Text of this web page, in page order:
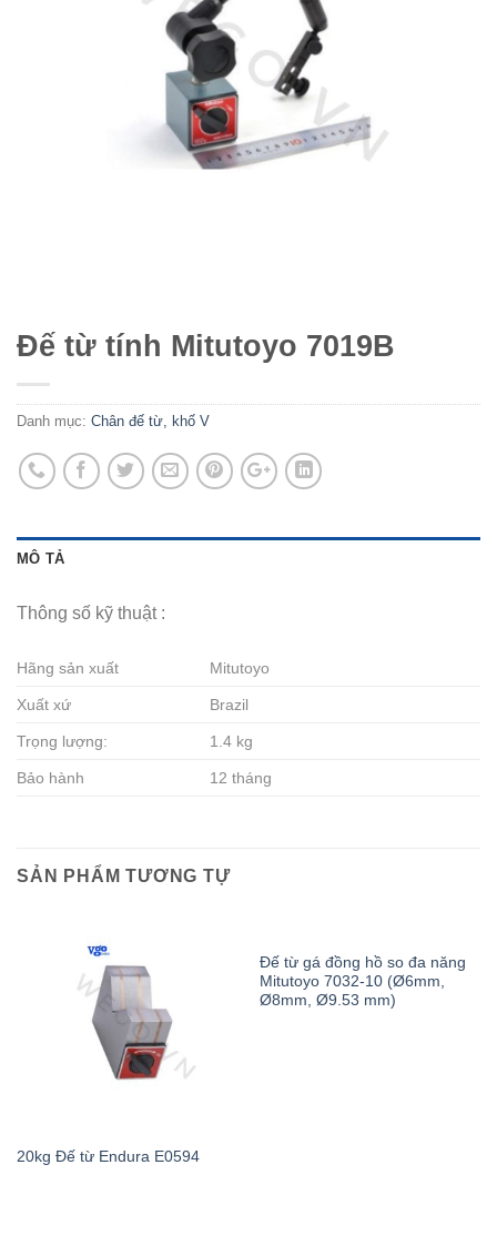
Đế từ tính Mitutoyo 7019B
Danh mục: Chân đế từ, khố V
MÔ TẢ
Thông số kỹ thuật :
Hãng sản xuất Mitutoyo
Xuất xứ Brazil
Trọng lượng: 1.4 kg
Bảo hành 12 tháng
SẢN PHẨM TƯƠNG TỰ
20kg Đế từ Endura E0594
Đế từ gá đồng hồ so đa năng
Mitutoyo 7032-10 (Ø6mm,
Ø8mm, Ø9.53 mm)